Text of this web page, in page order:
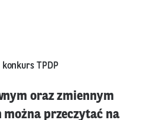
TPDP
oraz zmiennym
można przeczytać na